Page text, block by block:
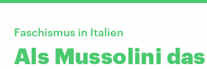
Faschismus in Italien
Als Mussolini